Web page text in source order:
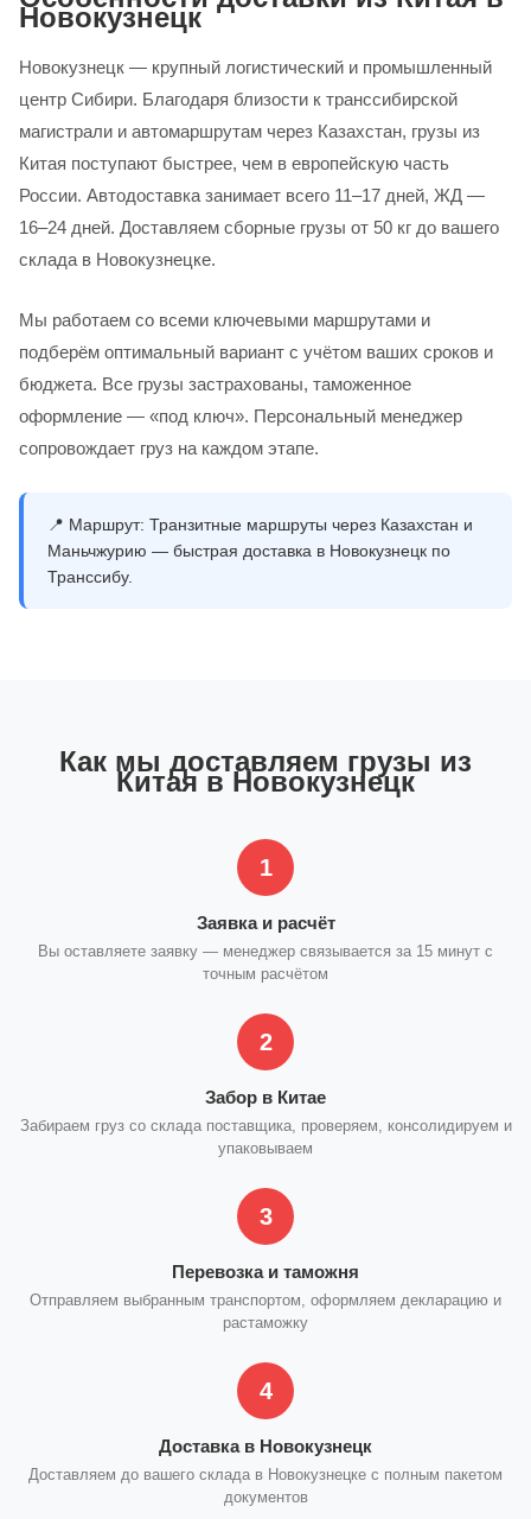
Новокузнецк
Новокузнецк — крупный логистический и промышленный
центр Сибири. Благодаря близости к транссибирской
магистрали и автомаршрутам через Казахстан, грузы из
Китая поступают быстрее, чем в европейскую часть
России. Автодоставка занимает всего 11–17 дней, ЖД —
16–24 дней. Доставляем сборные грузы от 50 кг до вашего
склада в Новокузнецке.
Мы работаем со всеми ключевыми маршрутами и
подберём оптимальный вариант с учётом ваших сроков и
бюджета. Все грузы застрахованы, таможенное
оформление — «под ключ». Персональный менеджер
сопровождает груз на каждом этапе.
📍 Маршрут: Транзитные маршруты через Казахстан и
Маньчжурию — быстрая доставка в Новокузнецк по
Транссибу.
Как мы доставляем грузы из
Китая в Новокузнецк
1
Заявка и расчёт
Вы оставляете заявку — менеджер связывается за 15 минут с
точным расчётом
2
Забор в Китае
Забираем груз со склада поставщика, проверяем, консолидируем и
упаковываем
3
Перевозка и таможня
Отправляем выбранным транспортом, оформляем декларацию и
растаможку
4
Доставка в Новокузнецк
Доставляем до вашего склада в Новокузнецке с полным пакетом
документов